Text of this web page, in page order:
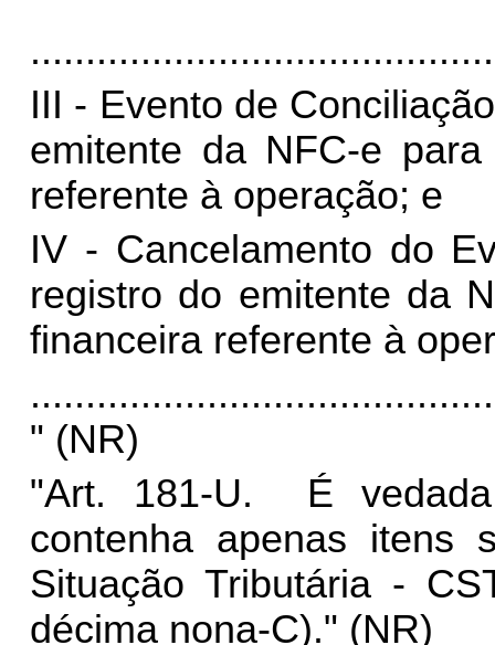
III - Evento de
emitente da NFC-e
referente à operação; e
IV - Cancelamento do
registro do emitente da
financeira referente à
" (NR)
"Art. 181-U. É
contenha apenas itens
Situação Tributária -
décima nona-C)." (NR)